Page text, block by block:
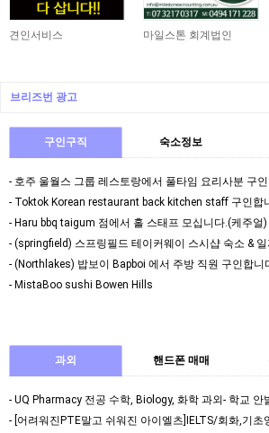
견인서비스 마일스톤 회계법인
브리즈번 광고
구인구직 숙소정보
- 호주 울월스 그룹 레스토랑에서 풀타임 요리사분 구인
- Toktok Korean restaurant back kitchen staff 구인합
- Haru bbq taigum 점에서 홀 스태프 모십니다.(케주얼
- (springfield) 스프링필드 테이커웨이 스시샵 숙소 &
- (Northlakes) 밥보이 Bapboi 에서 주방 직원 구인합니
- MistaBoo sushi Bowen Hills
과외 핸드폰 매매
- UQ Pharmacy 전공 수학, Biology, 화학 과외- 학교 안